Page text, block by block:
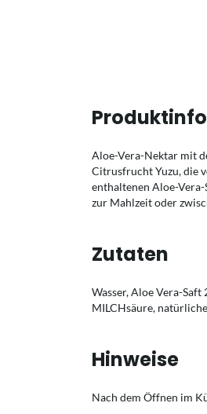
Aloe-Vera-Nektar mit
Citrusfrucht Yuzu, die
enthaltenen Aloe-
zur Mahlzeit oder
Zutaten
Wasser, Aloe Vera-
MILCHsäure,
Hinweise
Nach dem Öffnen im